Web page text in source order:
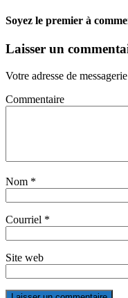
Soyez le premier à
Laisser un
Votre adresse de
Commentaire
Nom *
Courriel *
Site web